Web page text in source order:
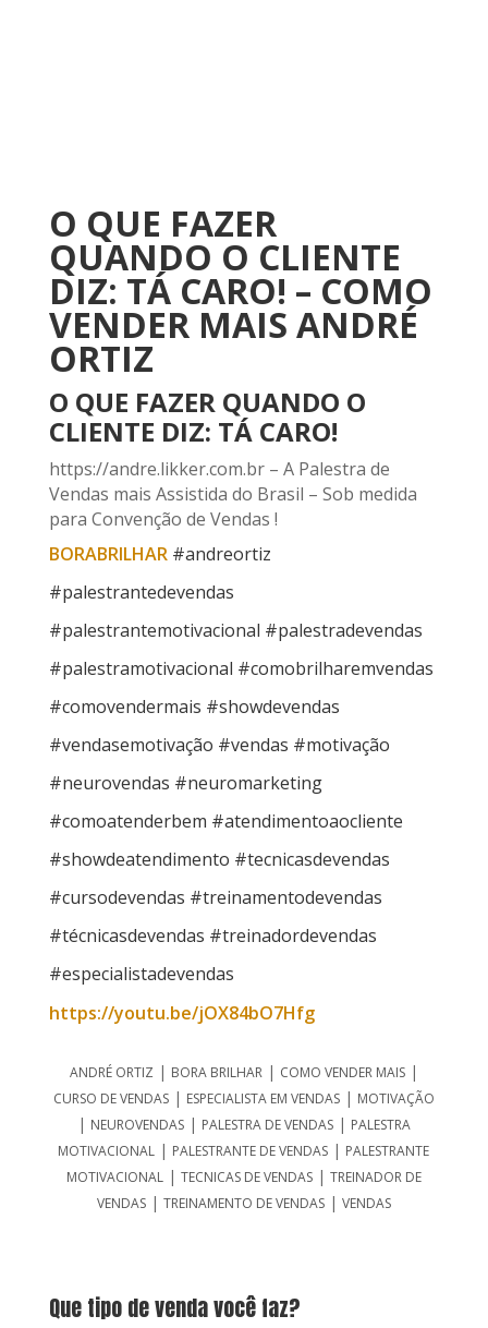
O QUE FAZER
QUANDO O CLIENTE
DIZ: TÁ CARO! – COMO
VENDER MAIS ANDRÉ
ORTIZ
O QUE FAZER QUANDO O
CLIENTE DIZ: TÁ CARO!
https://andre.likker.com.br – A Palestra de
Vendas mais Assistida do Brasil – Sob medida
para Convenção de Vendas !
BORABRILHAR#andreortiz
#palestrantedevendas
#palestrantemotivacional #palestradevendas
#palestramotivacional #comobrilharemvendas
#comovendermais #showdevendas
#vendasemotivação #vendas #motivação
#neurovendas #neuromarketing
#comoatenderbem #atendimentoaocliente
#showdeatendimento #tecnicasdevendas
#cursodevendas #treinamentodevendas
#técnicasdevendas #treinadordevendas
#especialistadevendas
https://youtu.be/jOX84bO7Hfg
ANDRÉ ORTIZ | BORA BRILHAR| COMO VENDER MAIS|
CURSO DE VENDAS| ESPECIALISTA EM VENDAS| MOTIVAÇÃO
| NEUROVENDAS| PALESTRA DE VENDAS| PALESTRA
MOTIVACIONAL | PALESTRANTE DE VENDAS | PALESTRANTE
MOTIVACIONAL| TECNICAS DE VENDAS| TREINADOR DE
VENDAS| TREINAMENTO DE VENDAS| VENDAS
Que tipo de venda você faz?